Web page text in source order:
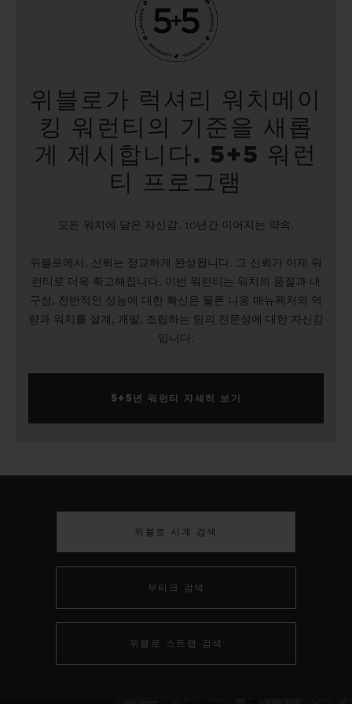
위블로가 럭셔리 워치메이
킹 워런티의 기준을 새롭
게 제시합니다. 5+5 워런
티 프로그램
모든 워치에 담은 자신감. 10년간 이어지는 약속.
위블로에서, 신뢰는 정교하게 완성됩니다. 그 신뢰가 이제 워
런티로 더욱 확고해집니다. 이번 워런티는 워치의 품질과 내
구성, 전반적인 성능에 대한 확신은 물론 니옹 매뉴팩처의 역
량과 워치를 설계, 개발, 조립하는 팀의 전문성에 대한 자신감
입니다.
5+5년 워런티 자세히 보기
위블로 시계 검색
부티크 검색
위블로 스트랩 검색